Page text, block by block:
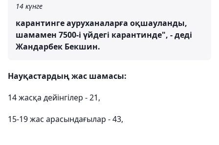
14 күнге
карантинге ауруханаларға оқшауланды,
шамамен 7500-і үйдегі карантинде", - деді
Жандарбек Бекшин.
Науқастардың жас шамасы:
14 жасқа дейінгілер - 21,
15-19 жас арасындағылар - 43,